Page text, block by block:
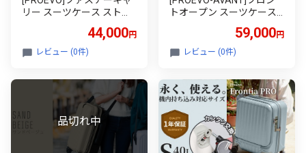
リー スーツケース ストッ
Mサイズ(エンボス/D.グリ
ーン) [10003S] 福岡県 大
44,000円
レビュー (0件)
トオープン スーツケース
パー付き S-MAX（スクラ
ッチ/ガンメタリック） [1
59,000円
レビュー (0件)